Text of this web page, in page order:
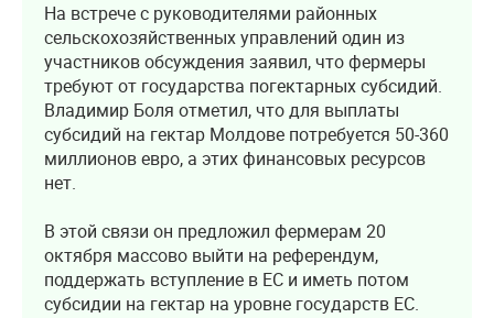
На встрече с руководителями районных
сельскохозяйственных управлений один из
участников обсуждения заявил, что фермеры
требуют от государства погектарных субсидий.
Владимир Боля отметил, что для выплаты
субсидий на гектар Молдове потребуется 50-360
миллионов евро, а этих финансовых ресурсов
нет.
В этой связи он предложил фермерам 20
октября массово выйти на референдум,
поддержать вступление в ЕС и иметь потом
субсидии на гектар на уровне государств ЕС.